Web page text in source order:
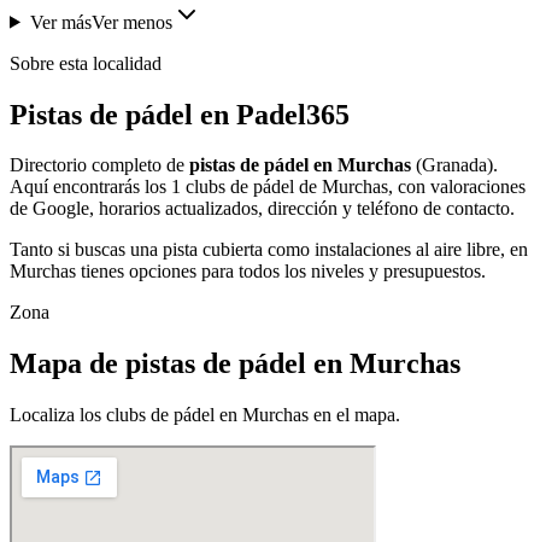
Ver másVer menos
Sobre esta localidad
Pistas de pádel en Padel365
Directorio completo de pistas de pádel en Murchas (Granada).
Aquí encontrarás los 1 clubs de pádel de Murchas, con valoraciones
de Google, horarios actualizados, dirección y teléfono de contacto.
Tanto si buscas una pista cubierta como instalaciones al aire libre, en
Murchas tienes opciones para todos los niveles y presupuestos.
Zona
Mapa de pistas de pádel en Murchas
Localiza los clubs de pádel en Murchas en el mapa.